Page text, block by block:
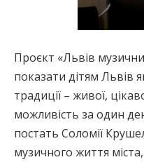
Проєкт «Львів
показати дітям Львів
традиції – живої,
можливість за один
постать Соломії
музичного життя